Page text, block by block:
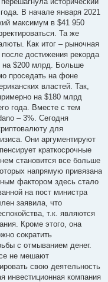
В начале января 2021
максимум в $41 950
Та же
Как итог – рыночная
достижения рекорда
на $200 млрд. Больше
проседать на фоне
властей. Так,
на $180 млрд
года. Вместе с тем
– 3%. Сегодня
для
Они аргументируют
краткосрочные
становится все больше
напрямую привязана
фактором здесь стало
на пост министра
заявила, что
т.к. являются
Кроме этого, она
сократить
с отмыванием денег.
не мешают
свою деятельность
инвестиционная компания